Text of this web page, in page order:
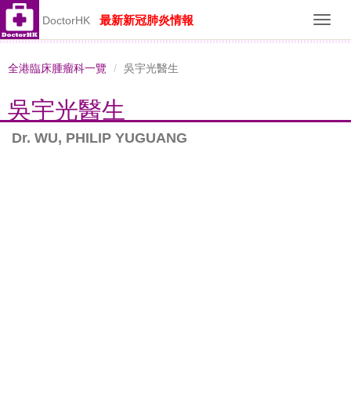
DoctorHK 最新新冠肺炎情報
全港臨床腫瘤科一覽 吳宇光醫生
吳宇光醫生
Dr. WU, PHILIP YUGUANG